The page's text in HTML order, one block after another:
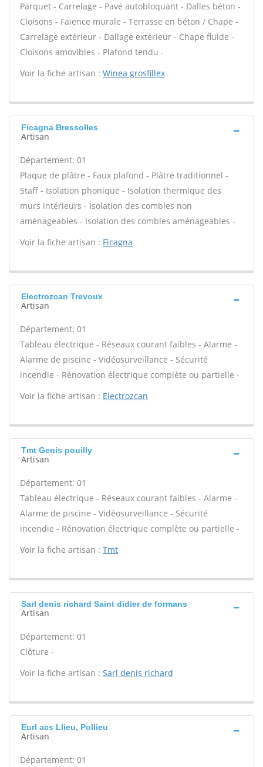
Parquet - Carrelage - Pavé autobloquant - Dalles béton -
Cloisons - Faïence murale - Terrasse en béton / Chape -
Carrelage extérieur - Dallage extérieur - Chape fluide -
Cloisons amovibles - Plafond tendu -
Voir la fiche artisan : Winea grosfillex
Ficagna Bressolles
Artisan
Département: 01
Plaque de plâtre - Faux plafond - Plâtre traditionnel -
Staff - Isolation phonique - Isolation thermique des
murs intérieurs - Isolation des combles non
aménageables - Isolation des combles aménageables -
Voir la fiche artisan : Ficagna
Electrozcan Trevoux
Artisan
Département: 01
Tableau électrique - Réseaux courant faibles - Alarme -
Alarme de piscine - Vidéosurveillance - Sécurité
incendie - Rénovation électrique complète ou partielle -
Voir la fiche artisan : Electrozcan
Tmt Genis pouilly
Artisan
Département: 01
Tableau électrique - Réseaux courant faibles - Alarme -
Alarme de piscine - Vidéosurveillance - Sécurité
incendie - Rénovation électrique complète ou partielle -
Voir la fiche artisan : Tmt
Sarl denis richard Saint didier de formans
Artisan
Département: 01
Clôture -
Voir la fiche artisan : Sarl denis richard
Eurl acs Llieu, Pollieu
Artisan
Département: 01